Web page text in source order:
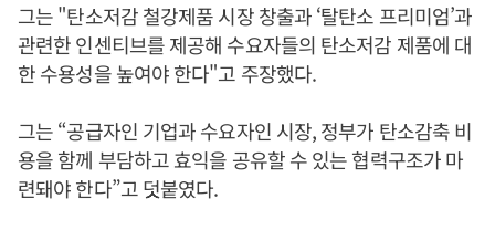
그는 "탄소저감 철강제품 시장 창출과 ‘탈탄소 프리미엄’과
관련한 인센티브를 제공해 수요자들의 탄소저감 제품에 대
한 수용성을 높여야 한다"고 주장했다.
그는 “공급자인 기업과 수요자인 시장, 정부가 탄소감축 비
용을 함께 부담하고 효익을 공유할 수 있는 협력구조가 마
련돼야 한다”고 덧붙였다.